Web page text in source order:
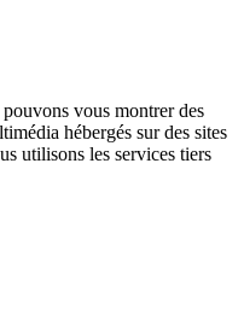
vous montrer des
hébergés sur des sites
utilisons les services tiers